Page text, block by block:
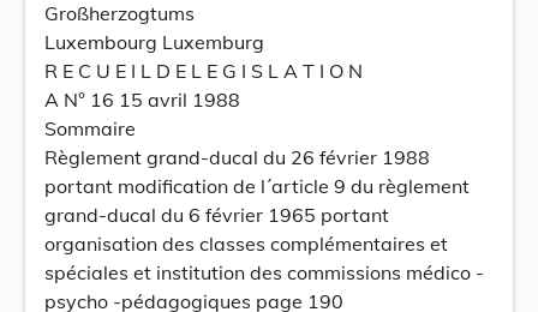
Großherzogtums
Luxembourg Luxemburg
R E C U E I L D E L E G I S L A T I O N
A N° 16 15 avril 1988
Sommaire
Règlement grand-ducal du 26 février 1988
portant modification de l´article 9 du règlement
grand-ducal du 6 février 1965 portant
organisation des classes complémentaires et
spéciales et institution des commissions médico -
psycho -pédagogiques page 190